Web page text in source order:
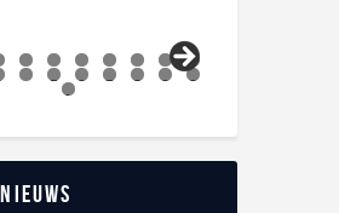
0
4 5 6 7 8 9 0
1